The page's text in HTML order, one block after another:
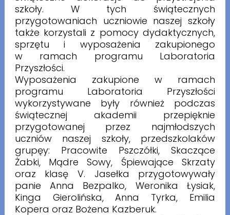
szkoły. W tych świątecznych
przygotowaniach uczniowie naszej szkoły
także korzystali z pomocy dydaktycznych,
sprzętu i wyposażenia zakupionego
w ramach programu Laboratoria
Przyszłości.
Wyposażenia zakupione w ramach
programu Laboratoria Przyszłości
wykorzystywane były również podczas
świątecznej akademii przepięknie
przygotowanej przez najmłodszych
uczniów naszej szkoły, przedszkolaków
grupęy: Pracowite Pszczółki, Skaczące
Żabki, Mądre Sowy, Śpiewające Skrzaty
oraz klasę V. Jasełka przygotowywały
panie Anna Bezpalko, Weronika Łysiak,
Kinga Gierolińska, Anna Tyrka, Emilia
Kopera oraz Bożena Kazberuk.